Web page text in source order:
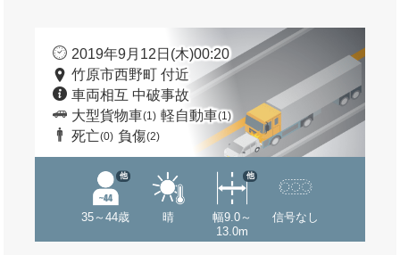
2019年9月12日(木)00:20
竹原市西野町 付近
車両相互 中破事故
大型貨物車(1) 軽自動車(1)
死亡(0) 負傷(2)
35～44歳
他
晴
幅9.0～
13.0m
他
信号なし